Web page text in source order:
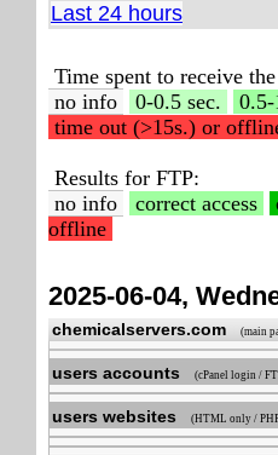
Last 24 hours
Time spent to receive
no info
0-0.5 sec. 0.5-
time out (>15s.) or
Results for FTP:
no info
correct access
offline
2025-06-04,
chemicalservers.com (main
users accounts (cPanel login /
users websites (HTML only /